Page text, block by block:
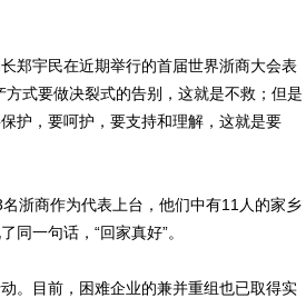
宇民在近期举行的首届世界浙商大会表
式要做决裂式的告别，这就是不救；但是
护，要呵护，要支持和理解，这就是要
商作为代表上台，他们中有11人的家乡
一句话，“回家真好”。
目前，困难企业的兼并重组也已取得实